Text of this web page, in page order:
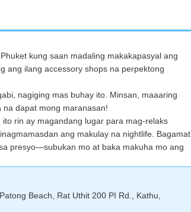
kung saan madaling makakapasyal ang
ang ilang accessory shops na perpektong
nagiging mas buhay ito. Minsan, maaaring
dapat mong maranasan!
rin ay magandang lugar para mag-relaks
ang makulay na nightlife. Bagamat
presyo—subukan mo at baka makuha mo ang
Beach, Rat Uthit 200 PI Rd., Kathu,